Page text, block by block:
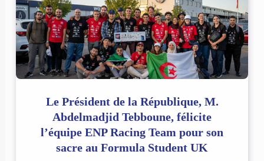
Le Président de la République, M.
Abdelmadjid Tebboune, félicite
l’équipe ENP Racing Team pour son
sacre au Formula Student UK